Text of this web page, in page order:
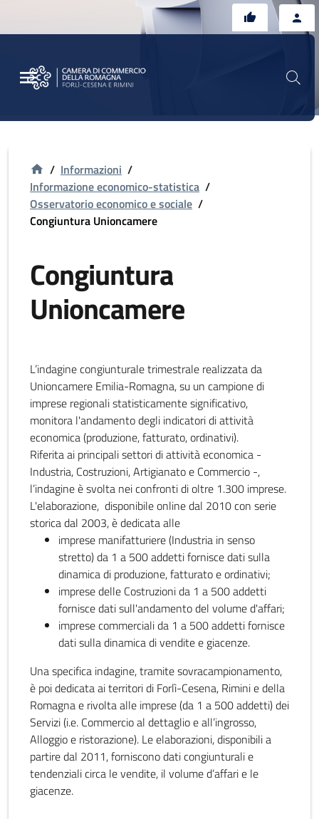
/ Informazioni /
Informazione economico-statistica /
Osservatorio economico e sociale /
Congiuntura Unioncamere
Congiuntura
Unioncamere
L’indagine congiunturale trimestrale realizzata da
Unioncamere Emilia-Romagna, su un campione di
imprese regionali statisticamente significativo,
monitora l'andamento degli indicatori di attività
economica (produzione, fatturato, ordinativi).
Riferita ai principali settori di attività economica -
Industria, Costruzioni, Artigianato e Commercio -,
l’indagine è svolta nei confronti di oltre 1.300 imprese.
L'elaborazione, disponibile online dal 2010 con serie
storica dal 2003, è dedicata alle
imprese manifatturiere (Industria in senso
stretto) da 1 a 500 addetti fornisce dati sulla
dinamica di produzione, fatturato e ordinativi;
imprese delle Costruzioni da 1 a 500 addetti
fornisce dati sull'andamento del volume d'affari;
imprese commerciali da 1 a 500 addetti fornisce
dati sulla dinamica di vendite e giacenze.
Una specifica indagine, tramite sovracampionamento,
è poi dedicata ai territori di Forlì-Cesena, Rimini e della
Romagna e rivolta alle imprese (da 1 a 500 addetti) dei
Servizi (i.e. Commercio al dettaglio e all’ingrosso,
Alloggio e ristorazione). Le elaborazioni, disponibili a
partire dal 2011, forniscono dati congiunturali e
tendenziali circa le vendite, il volume d’affari e le
giacenze.